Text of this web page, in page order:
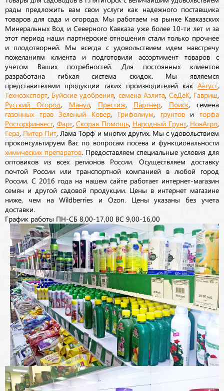
рады предложить вам свои услуги как надежного поставщика
товаров для сада и огорода. Мы работаем на рынке Кавказских
Минеральных Вод и Северного Кавказа уже более 10-ти лет и за
этот период наши партнерские отношения стали только прочнее
и плодотворней. Мы всегда с удовольствием идем навстречу
пожеланиям клиента и подготовили ассортимент товаров с
учетом Ваших потребностей. Для постоянных клиентов
разработана гибкая система скидок. Мы являемся
представителями продукции таких производителей как Август
Техноэкспорт Буйские удобрения семена Аэлита, СеДеК, Гавриш
Русский Огород Манул, Престиж Партнер Поиск, семена
газонных трав Зеленый Ковер,Трифолиум грунтовиторфа
Росторфинвест Фарт, Скорая Помощь Народный Грунт, НовАгро
Гера Питер Пит , Лама Торф и многих других. Мы с удовольствием
проконсультируем Вас по вопросам посева и функциональности
химических препаратов. Предоставляем специальные условия для
оптовиков из всех регионов России. Осуществляем доставку
почтой России или транспортной компанией в любой город
России. С 2016 года на нашем сайте работает интернет-магазин
семян и другой садовой продукции. Цены в интернет магазине
ниже, чем на Wildberries и Ozon. Цены указаны без учета
доставки.
График работы ПН-СБ 8,00-17,00 ВС 9,00-16,00